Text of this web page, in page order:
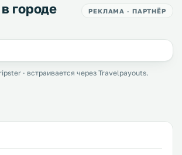
городе
РЕКЛАМА · ПАРТНЁР
· встраивается через Travelpayouts.